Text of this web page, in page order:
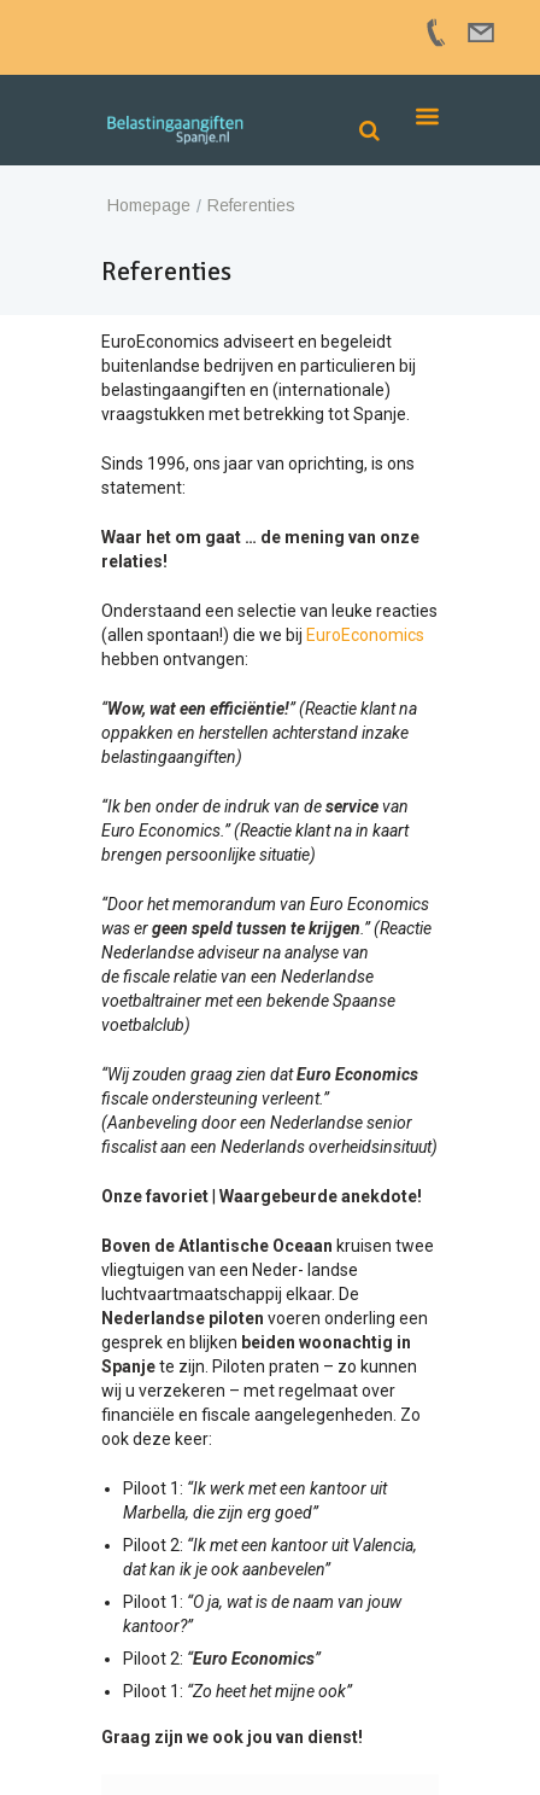
Homepage Referenties
Referenties
EuroEconomics adviseert en begeleidt
buitenlandse bedrijven en particulieren bij
belastingaangiften en (internationale)
vraagstukken met betrekking tot Spanje.
Sinds 1996, ons jaar van oprichting, is ons
statement:
Waar het om gaat … de mening van onze
relaties!
Onderstaand een selectie van leuke reacties
(allen spontaan!) die we bij EuroEconomics
hebben ontvangen:
“Wow, wat een efficiëntie!” (Reactie klant na
oppakken en herstellen achterstand inzake
belastingaangiften)
“Ik ben onder de indruk van deservicevan
Euro Economics.” (Reactie klant na in kaart
brengen persoonlijke situatie)
“Door het memorandum van Euro Economics
was ergeen speld tussen te krijgen .” (Reactie
Nederlandse adviseur na analyse van
de fiscale relatie van een Nederlandse
voetbaltrainer met een bekende Spaanse
voetbalclub)
“Wij zouden graag zien datEuro Economics
fiscaleondersteuning verleent.”
(Aanbeveling door een Nederlandse senior
fiscalist aan een Nederlands overheidsinsituut)
Onze favoriet| Waargebeurde anekdote!
Boven de Atlantische Oceaan kruisen twee
vliegtuigen van een Neder- landse
luchtvaartmaatschappij elkaar. De
Nederlandse piloten voeren onderling een
gesprek en blijken beiden woonachtig in
Spanjete zijn. Piloten praten – zo kunnen
wij u verzekeren – met regelmaat over
financiële en fiscale aangelegenheden. Zo
ook deze keer:
Piloot 1: “Ik werk met een kantoor uit
Marbella, die zijn erg goed”
Piloot 2: “Ik met een kantoor uit Valencia,
dat kan ik je ook aanbevelen”
Piloot 1: “O ja, wat is de naam van jouw
kantoor?”
Piloot 2: “Euro Economics”
Piloot 1: “Zo heet het mijne ook”
Graag zijn we ook jou van dienst!